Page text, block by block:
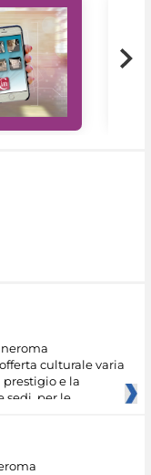
culturale varia
e la
sedi, per le